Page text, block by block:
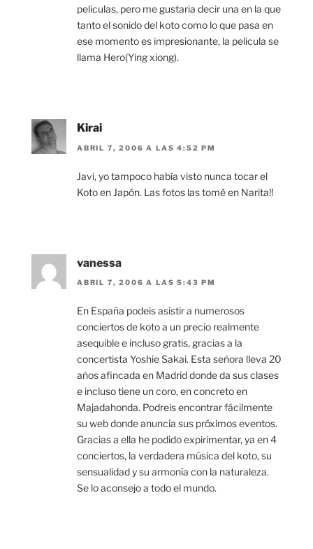
peliculas, pero me gustaria decir una en la que
tanto el sonido del koto como lo que pasa en
ese momento es impresionante, la pelicula se
llama Hero(Ying xiong).
Kirai
ABRIL 7, 2006 A LAS 4:52 PM
Javi, yo tampoco había visto nunca tocar el
Koto en Japón. Las fotos las tomé en Narita!!
vanessa
ABRIL 7, 2006 A LAS 5:43 PM
En España podeis asistir a numerosos
conciertos de koto a un precio realmente
asequible e incluso gratis, gracias a la
concertista Yoshie Sakai. Esta señora lleva 20
años afincada en Madrid donde da sus clases
e incluso tiene un coro, en concreto en
Majadahonda. Podreis encontrar fácilmente
su web donde anuncia sus próximos eventos.
Gracias a ella he podido expirimentar, ya en 4
conciertos, la verdadera música del koto, su
sensualidad y su armonía con la naturaleza.
Se lo aconsejo a todo el mundo.